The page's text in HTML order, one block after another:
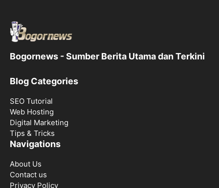
Bogornews - Sumber Berita Utama dan Terkini
Blog Categories
SEO Tutorial
Web Hosting
Digital Marketing
Tips & Tricks
Navigations
About Us
Contact us
Privacy Policy